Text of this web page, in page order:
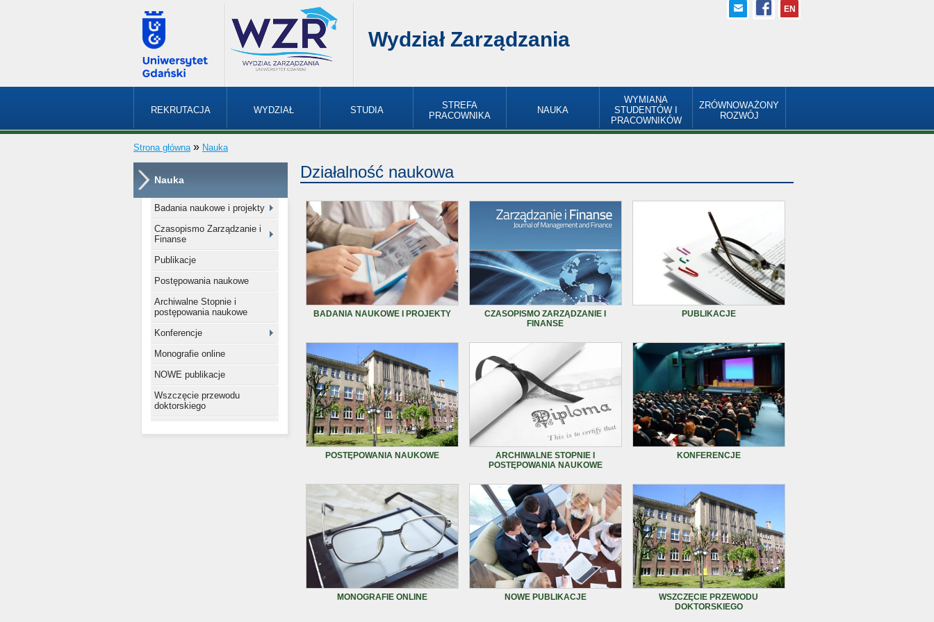
Wydział Zarządzania
EN
REKRUTACJA WYDZIAŁ STUDIA
STREFA
PRACOWNIKA
NAUKA
WYMIANA
STUDENTÓW I
PRACOWNIKÓW
ZRÓWNOWAŻONY
ROZWÓJ
Strona główna » Nauka
Nauka
Badania naukowe i projekty
Czasopismo Zarządzanie i
Finanse
Publikacje
Postępowania naukowe
Archiwalne Stopnie i
postępowania naukowe
Konferencje
Monografie online
NOWE publikacje
Wszczęcie przewodu
doktorskiego
Działalność naukowa
BADANIA NAUKOWE I PROJEKTY
CZASOPISMO ZARZĄDZANIE I
FINANSE
PUBLIKACJE
POSTĘPOWANIA NAUKOWE
ARCHIWALNE STOPNIE I
POSTĘPOWANIA NAUKOWE
KONFERENCJE
MONOGRAFIE ONLINE NOWE PUBLIKACJE
WSZCZĘCIE PRZEWODU
DOKTORSKIEGO